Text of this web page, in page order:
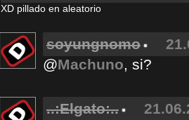
XD pillado en aleatorio
soyungnomo
@Machuno, si?
..:Elgato:..